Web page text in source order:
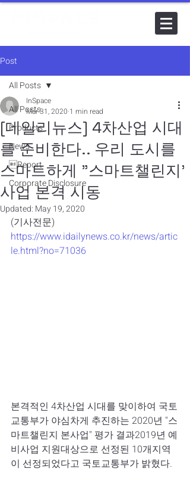
Post
All Posts
Products
News
Report
Corporate Disclosure
All Posts
[데일리뉴스] 4차산업 시대
를 준비한다.. 우리 도시를
스마트하게 "스마트챌린지'
사업 본격 시동
InSpace
Mar 31, 2020 1 min read
Updated: May 19, 2020
(기사전문)
https://www.idailynews.co.kr/news/artic
le.html?no=71036
본격적인 4차산업 시대를 맞이하여 국토
교통부가 야심차게 추진하는 2020년 "스
마트챌린지 본사업" 평가 결과2019년 예
비사업 지원대상으로 선정된 10개지역
이 선정되었다고 국토교통부가 밝혔다.